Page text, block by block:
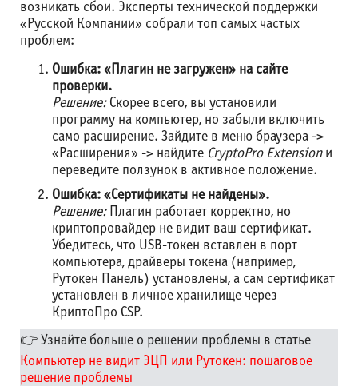
возникать сбои. Эксперты технической поддержки
«Русской Компании» собрали топ самых частых
проблем:
Ошибка: «Плагин не загружен» на сайте
проверки.
Решение:Скорее всего, вы установили
программу на компьютер, но забыли включить
само расширение. Зайдите в меню браузера ->
«Расширения» -> найдите CryptoPro Extensionи
переведите ползунок в активное положение.
Ошибка: «Сертификаты не найдены».
Решение:Плагин работает корректно, но
криптопровайдер не видит ваш сертификат.
Убедитесь, что USB-токен вставлен в порт
компьютера, драйверы токена (например,
Рутокен Панель) установлены, а сам сертификат
установлен в личное хранилище через
КриптоПро CSP.
👉 Узнайте больше о решении проблемы в статье
Компьютер не видит ЭЦП или Рутокен: пошаговое
решение проблемы